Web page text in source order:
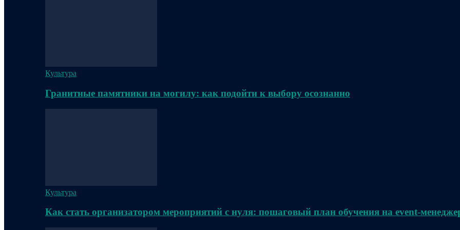
Культура
Гранитные памятники на могилу: как подойти к выбору осознанно
Культура
Как стать организатором мероприятий с нуля: пошаговый план обучения на event-